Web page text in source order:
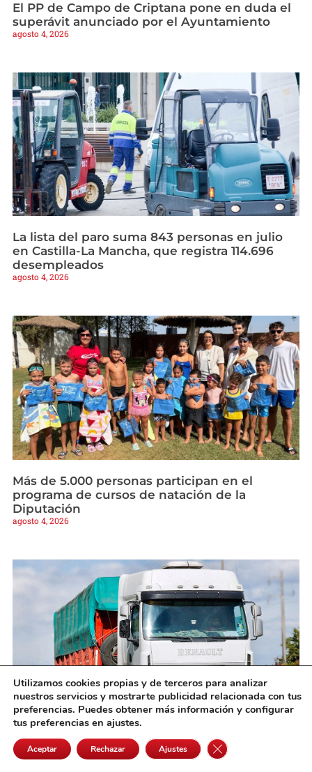
El PP de Campo de Criptana pone en duda el
superávit anunciado por el Ayuntamiento
agosto 4, 2026
La lista del paro suma 843 personas en julio
en Castilla-La Mancha, que registra 114.696
desempleados
agosto 4, 2026
Más de 5.000 personas participan en el
programa de cursos de natación de la
Diputación
agosto 4, 2026
Cómo demostrar la responsabilidad después
de un accidente de camión
agosto 4, 2026
Utilizamos cookies propias y de terceros para analizar
nuestros servicios y mostrarte publicidad relacionada con tus
preferencias. Puedes obtener más información y configurar
tus preferencias en ajustes.
Aceptar Rechazar Ajustes Cerrar el banner de